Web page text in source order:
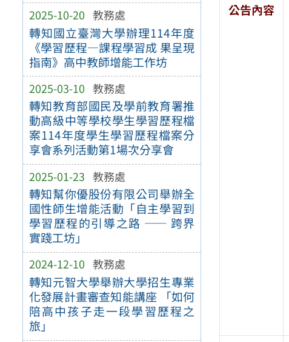
2025-10-20 教務處
轉知國立臺灣大學辦理114年度
《學習歷程—課程學習成 果呈現
指南》高中教師增能工作坊
2025-03-10 教務處
轉知教育部國民及學前教育署推
動高級中等學校學生學習歷程檔
案114年度學生學習歷程檔案分
享會系列活動第1場次分享會
2025-01-23 教務處
轉知幫你優股份有限公司舉辦全
國性師生增能活動「自主學習到
學習歷程的引導之路 —— 跨界
實踐工坊」
2024-12-10 教務處
轉知元智大學舉辦大學招生專業
化發展計畫審查知能講座 「如何
陪高中孩子走一段學習歷程之
旅」
公告內容